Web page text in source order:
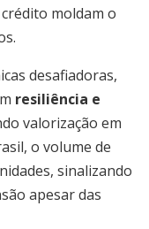
moldam o
desafiadoras,
resiliência e
valorização em
o volume de
sinalizando
apesar das